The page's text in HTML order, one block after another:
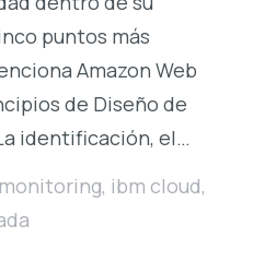
puntos más
Amazon Web
de Diseño de
identificación, el…
, ibm cloud,